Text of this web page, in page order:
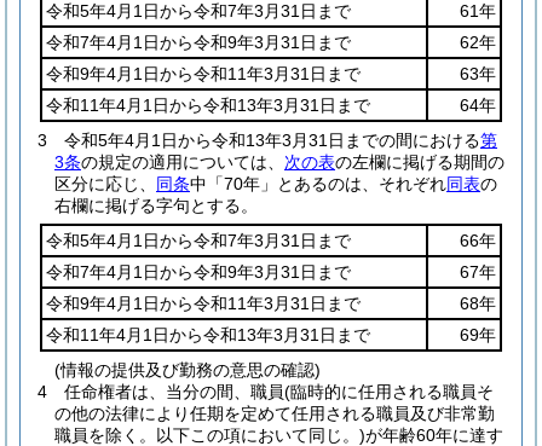
令和5年4月1日から令和7年3月31日まで
61年
令和7年4月1日から令和9年3月31日まで
62年
令和9年4月1日から令和11年3月31日まで
63年
令和11年4月1日から令和13年3月31日まで
64年
3
令和5年4月1日から令和13年3月31日までの間における第
3条の規定の適用については、 次の表の左欄に掲げる期間の
区分に応じ、 同条中「70年」とあるのは、それぞれ同表の
右欄に掲げる字句とする。
令和5年4月1日から令和7年3月31日まで
66年
令和7年4月1日から令和9年3月31日まで
67年
令和9年4月1日から令和11年3月31日まで
68年
令和11年4月1日から令和13年3月31日まで
69年
(情報の提供及び勤務の意思の確認)
4
任命権者は、当分の間、職員(臨時的に任用される職員そ
の他の法律により任期を定めて任用される職員及び非常勤
職員を除く。以下この項において同じ。)が年齢60年に達す